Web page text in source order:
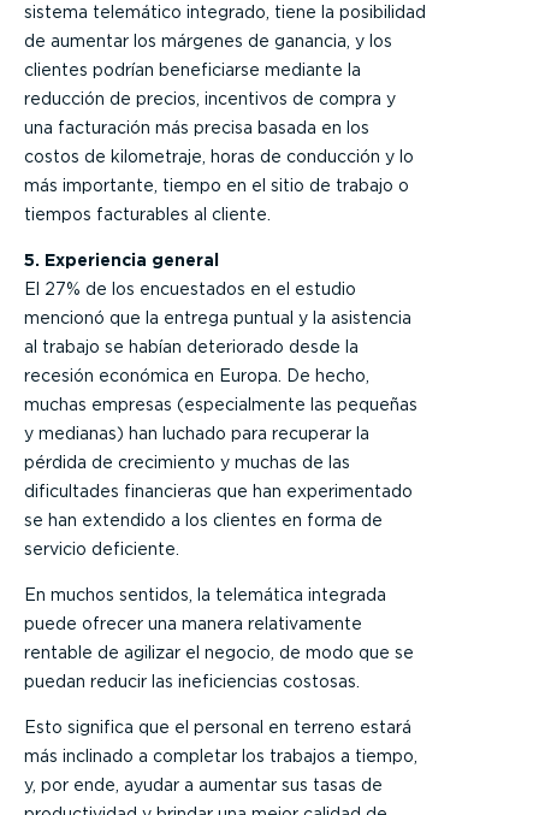
sistema telemático integrado, tiene la posibilidad
de aumentar los márgenes de ganancia, y los
clientes podrían beneficiarse mediante la
reducción de precios, incentivos de compra y
una facturación más precisa basada en los
costos de kilometraje, horas de conducción y lo
más importante, tiempo en el sitio de trabajo o
tiempos facturables al cliente.
5. Experiencia general
El 27% de los encuestados en el estudio
mencionó que la entrega puntual y la asistencia
al trabajo se habían deteriorado desde la
recesión económica en Europa. De hecho,
muchas empresas (especialmente las pequeñas
y medianas) han luchado para recuperar la
pérdida de crecimiento y muchas de las
dificultades financieras que han experimentado
se han extendido a los clientes en forma de
servicio deficiente.
En muchos sentidos, la telemática integrada
puede ofrecer una manera relativamente
rentable de agilizar el negocio, de modo que se
puedan reducir las ineficiencias costosas.
Esto significa que el personal en terreno estará
más inclinado a completar los trabajos a tiempo,
y, por ende, ayudar a aumentar sus tasas de